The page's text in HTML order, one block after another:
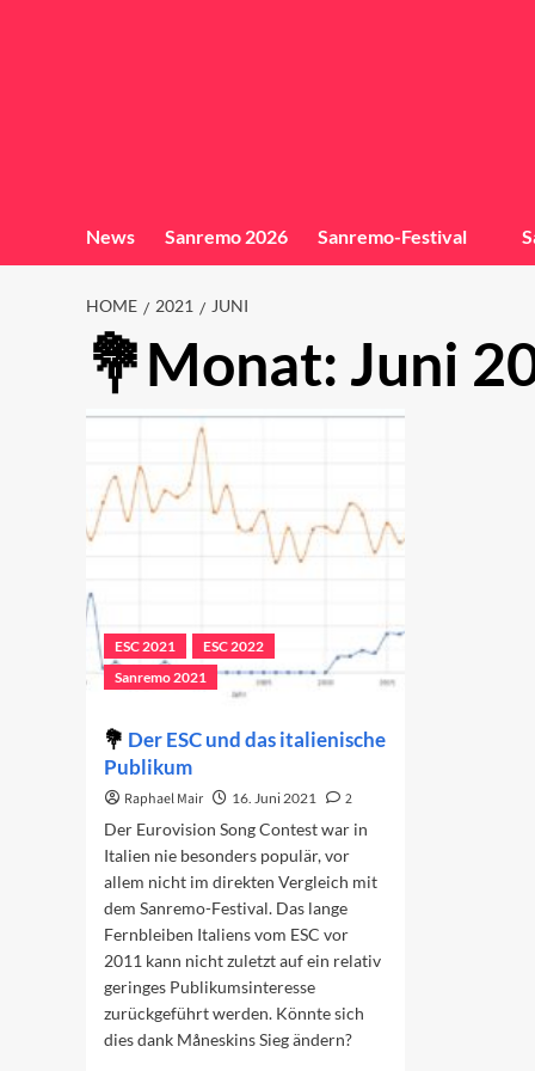
News Sanremo 2026 Sanremo-Festival
HOME 2021 JUNI
Monat: Juni
ESC 2021
ESC 2022
Sanremo 2021
Der ESC und das italienische
Publikum
Raphael Mair 16. Juni 2021
2
Der Eurovision Song Contest war in
Italien nie besonders populär, vor
allem nicht im direkten Vergleich mit
dem Sanremo-Festival. Das lange
Fernbleiben Italiens vom ESC vor
2011 kann nicht zuletzt auf ein relativ
geringes Publikumsinteresse
zurückgeführt werden. Könnte sich
dies dank Måneskins Sieg ändern?